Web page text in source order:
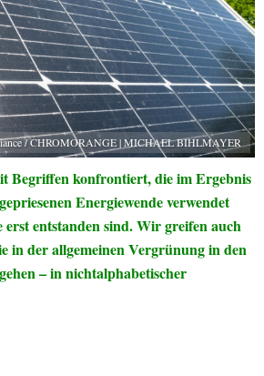
/ CHROMORANGE | MICHAEL BIHLMAYER
Begriffen konfrontiert, die im Ergebnis
Energiewende verwendet
erst entstanden sind. Wir greifen auch
in der allgemeinen Vergrünung in den
– in nichtalphabetischer